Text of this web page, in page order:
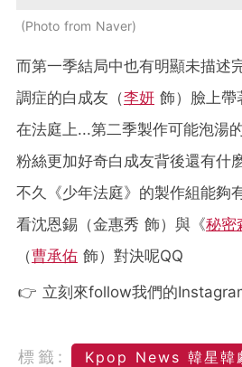
Photo from Naver
而第一季結局中也有明顯未描述
調症的白成友（李妍 飾）臉上帶
在法庭上...第二季製作可能泡湯
粉絲更加好奇白成友背後還有什
不久《少年法庭》的製作組能夠
看沈恩錫（金惠秀 飾）與《秘密
（曹承佑 飾）對決呢QQ
👉 立刻來follow我們的
標籤: Kpop News 韓星韓